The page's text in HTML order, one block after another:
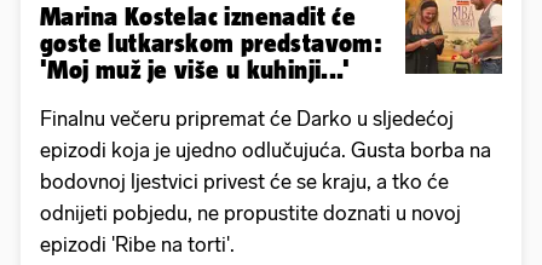
Marina Kostelac iznenadit će
goste lutkarskom predstavom:
'Moj muž je više u kuhinji...'
Finalnu večeru pripremat će Darko u sljedećoj
epizodi koja je ujedno odlučujuća. Gusta borba na
bodovnoj ljestvici privest će se kraju, a tko će
odnijeti pobjedu, ne propustite doznati u novoj
epizodi 'Ribe na torti'.